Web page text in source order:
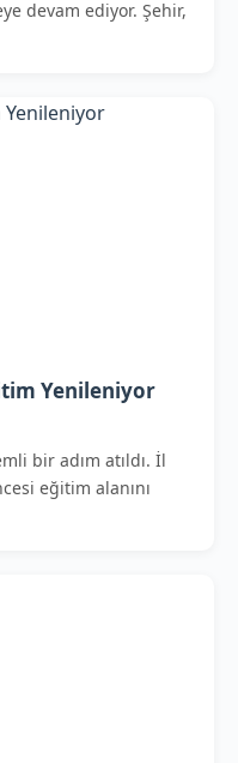
devam ediyor. Şehir,
Yenileniyor
bir adım atıldı. İl
eğitim alanını